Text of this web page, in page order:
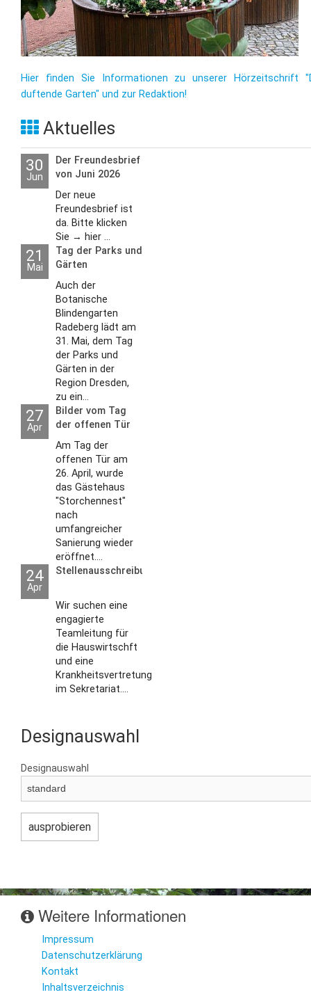
Hier finden Sie Informationen zu unserer Hörzeitschrift
duftende Garten" und zur Redaktion!
Aktuelles
30
Jun
Der Freundesbrief
von Juni 2026
Der neue
Freundesbrief ist
da. Bitte klicken
Sie → hier ...
21
Mai
Tag der Parks und
Gärten
Auch der
Botanische
Blindengarten
Radeberg lädt am
31. Mai, dem Tag
der Parks und
Gärten in der
Region Dresden,
zu ein...
27
Apr
Bilder vom Tag
der offenen Tür
2026
Am Tag der
offenen Tür am
26. April, wurde
das Gästehaus
"Storchennest"
nach
umfangreicher
Sanierung wieder
eröffnet....
24
Apr
Stellenausschreibungen
Wir suchen eine
engagierte
Teamleitung für
die Hauswirtschft
und eine
Krankheitsvertretung
im Sekretariat....
Designauswahl
Designauswahl
Weitere Informationen
Impressum
Datenschutzerklärung
Kontakt
Inhaltsverzeichnis